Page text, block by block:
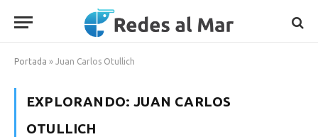
Portada » Juan Carlos Otullich
EXPLORANDO:JUAN CARLOS
OTULLICH